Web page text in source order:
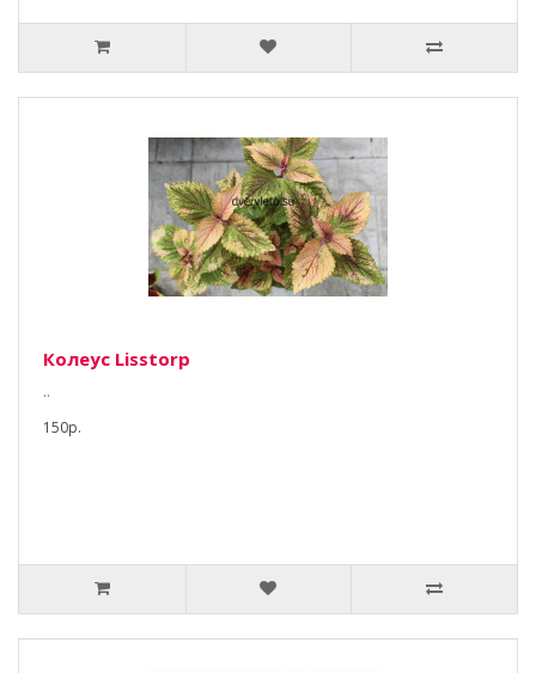
Колеус Lisstorp
..
150р.